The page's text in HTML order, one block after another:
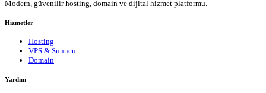
Modern, güvenilir hosting, domain ve dijital hizmet platformu.
Hizmetler
Hosting
VPS & Sunucu
Domain
Yardım